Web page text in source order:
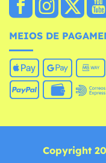
MEIOS DE
Copyright